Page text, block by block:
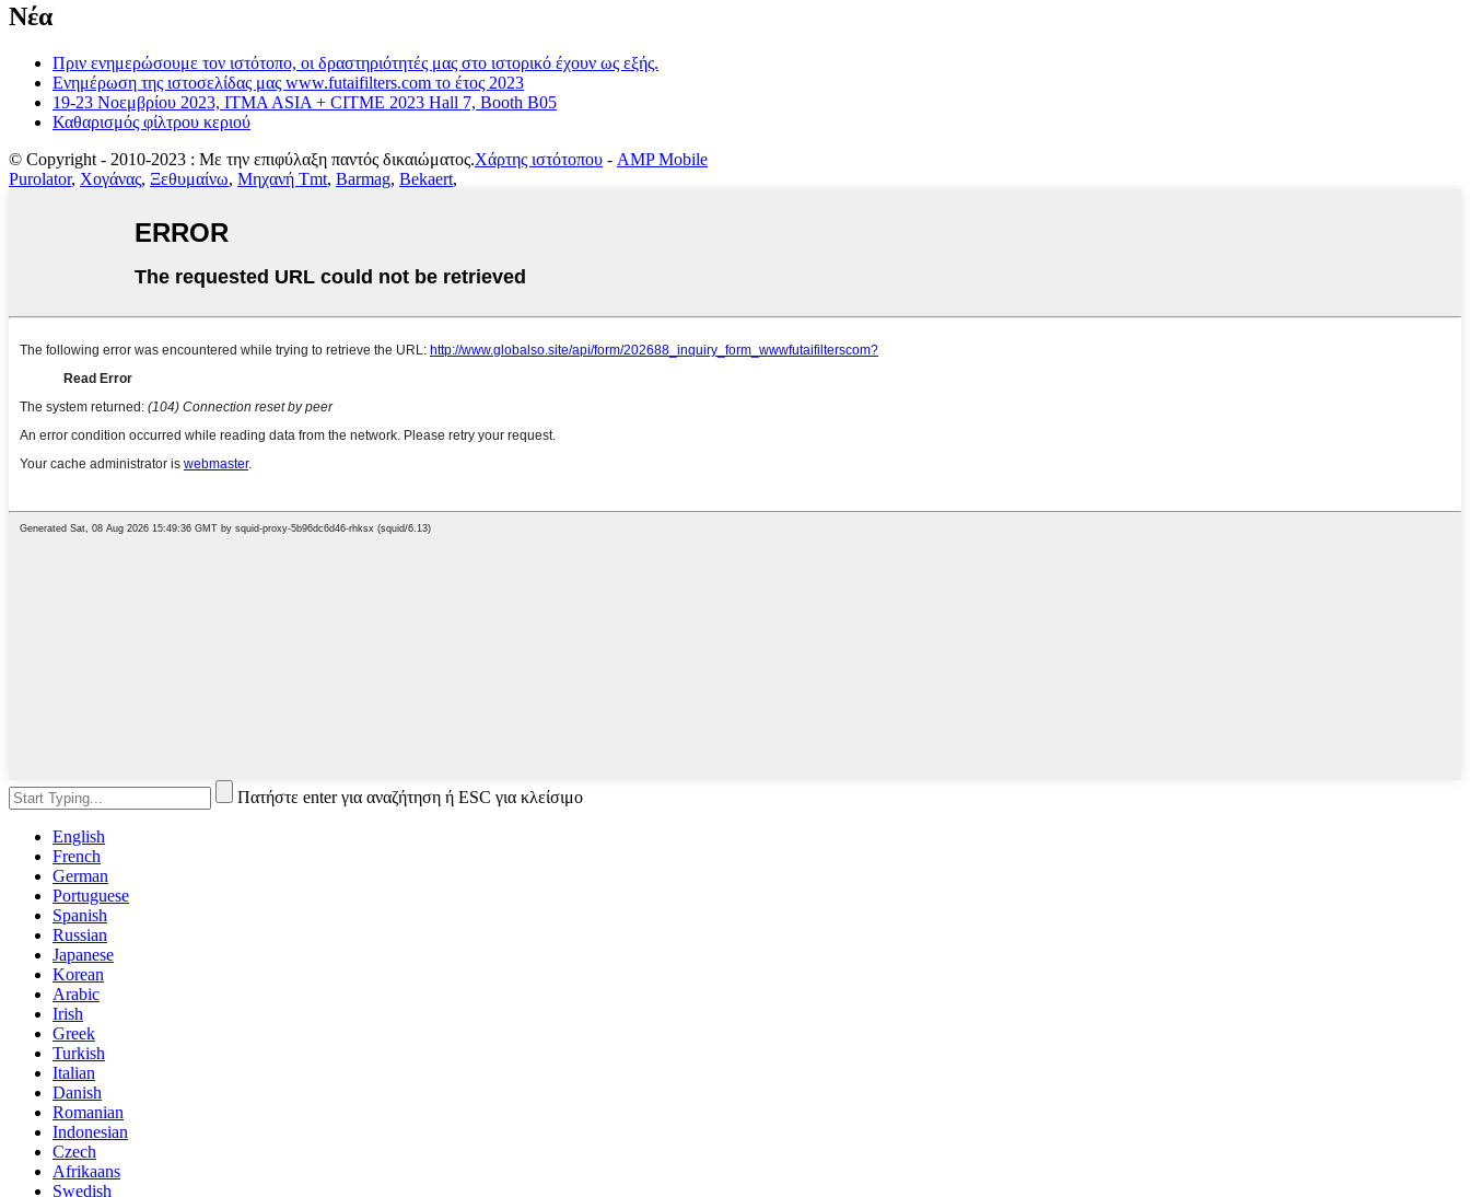
Νέα
Πριν ενημερώσουμε τον ιστότοπο, οι δραστηριότητές μας στο ιστορικό έχουν ως εξής.
Ενημέρωση της ιστοσελίδας μας www.futaifilters.com το έτος 2023
19-23 Νοεμβρίου 2023, ITMA ASIA + CITME 2023 Hall 7, Booth B05
Καθαρισμός φίλτρου κεριού
© Copyright - 2010-2023 : Με την επιφύλαξη παντός δικαιώματος.Χάρτης ιστότοπου - AMP Mobile
Purolator, Χογάνας, Ξεθυμαίνω, Μηχανή Tmt, Barmag, Bekaert,
Πατήστε enter για αναζήτηση ή ESC για κλείσιμο
English
French
German
Portuguese
Spanish
Russian
Japanese
Korean
Arabic
Irish
Greek
Turkish
Italian
Danish
Romanian
Indonesian
Czech
Afrikaans
Swedish